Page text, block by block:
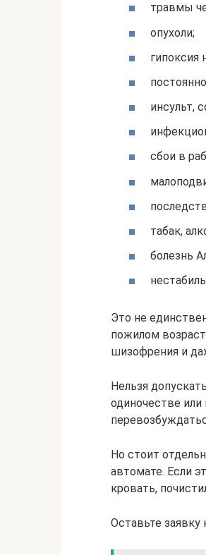
травмы
опухоли;
гипоксия
инсульт,
сбои в
табак,
болезнь
Это не
пожилом
шизофрения и
Нельзя
одиночестве
Но стоит
автомате. Если
кровать,
Оставьте заявку